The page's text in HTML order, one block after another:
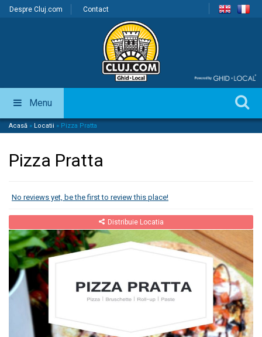
Despre Cluj.com Contact
Menu
Acasă » Locatii » Pizza Pratta
Pizza Pratta
No reviews yet, be the first to review this place!
Distribuie Locatia